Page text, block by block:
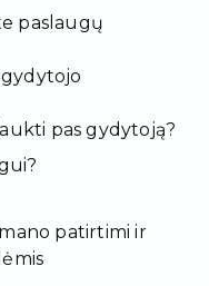
paslaugų
pas gydytoją?
patirtimi ir